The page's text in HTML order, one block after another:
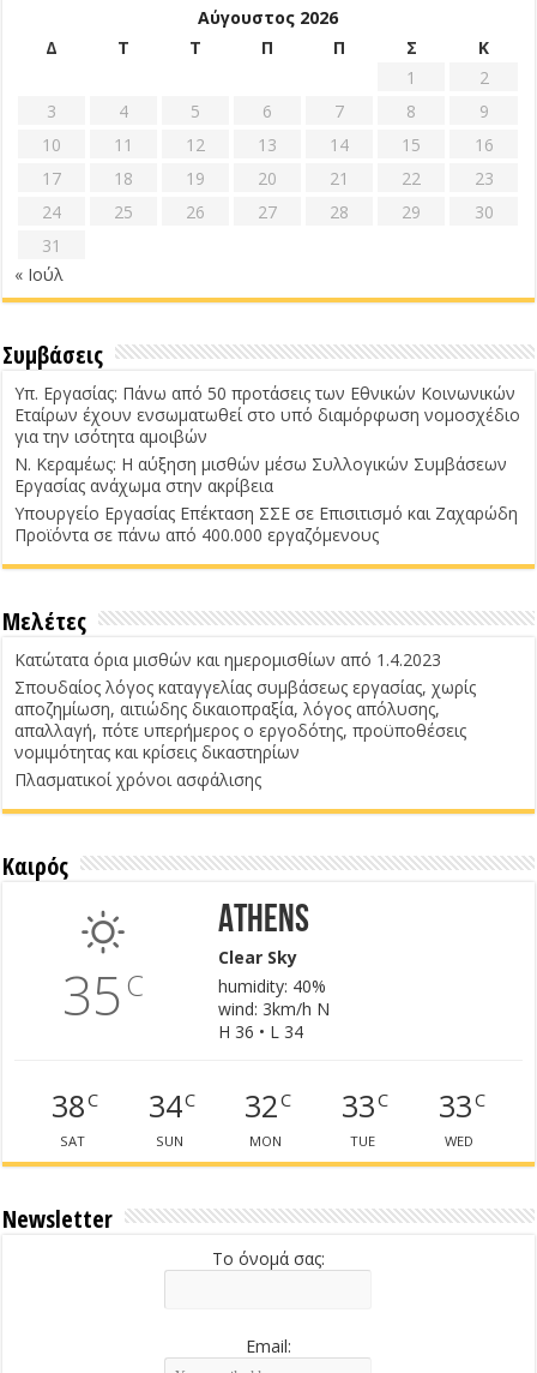
Αύγουστος 2026
Δ
Τ Τ Π Π Σ
Κ
1
2
3
4 5 6 7 8
9
10
11 12 13 14 15
16
17
18 19 20 21 22
23
24
25 26 27 28 29
30
31
« Ιούλ
Συμβάσεις
Υπ. Εργασίας: Πάνω από 50 προτάσεις των Εθνικών Κοινωνικών
Εταίρων έχουν ενσωματωθεί στο υπό διαμόρφωση νομοσχέδιο
για την ισότητα αμοιβών
Ν. Κεραμέως: Η αύξηση μισθών μέσω Συλλογικών Συμβάσεων
Εργασίας ανάχωμα στην ακρίβεια
Υπουργείο Εργασίας Επέκταση ΣΣΕ σε Επισιτισμό και Ζαχαρώδη
Προϊόντα σε πάνω από 400.000 εργαζόμενους
Μελέτες
Κατώτατα όρια μισθών και ημερομισθίων από 1.4.2023
Σπουδαίος λόγος καταγγελίας συμβάσεως εργασίας, χωρίς
αποζημίωση, αιτιώδης δικαιοπραξία, λόγος απόλυσης,
απαλλαγή, πότε υπερήμερος ο εργοδότης, προϋποθέσεις
νομιμότητας και κρίσεις δικαστηρίων
Πλασματικοί χρόνοι ασφάλισης
Καιρός
35C
Athens
Clear Sky
humidity: 40%
wind: 3km/h N
H 36 • L 34
38C
SAT
34C
SUN
32C
MON
33C
TUE
33C
WED
Newsletter
Το όνομά σας:
Email: